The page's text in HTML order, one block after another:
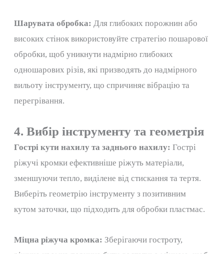
Шарувата обробка: Для глибоких порожнин або
високих стінок використовуйте стратегію пошарової
обробки, щоб уникнути надмірно глибоких
одношарових різів, які призводять до надмірного
вильоту інструменту, що спричиняє вібрацію та
перегрівання.
4. Вибір інструменту та геометрія
Гострі кути нахилу та заднього нахилу: Гострі
ріжучі кромки ефективніше ріжуть матеріали,
зменшуючи тепло, виділене від стискання та тертя.
Виберіть геометрію інструменту з позитивним
кутом заточки, що підходить для обробки пластмас.
Міцна ріжуча кромка: Зберігаючи гостроту,